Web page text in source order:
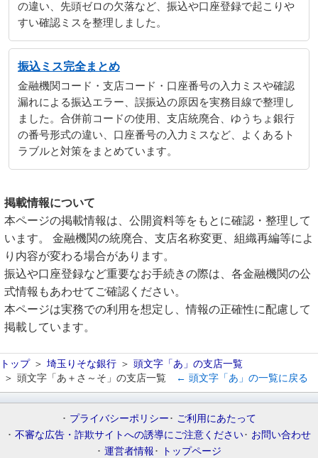
の違い、先頭ゼロの欠落など、振込や口座登録で起こりや
すい確認ミスを整理しました。
振込ミス完全まとめ
金融機関コード・支店コード・口座番号の入力ミスや確認
漏れによる振込エラー、誤振込の原因を実務目線で整理し
ました。合併前コードの使用、支店統廃合、ゆうちょ銀行
の番号形式の違い、口座番号の入力ミスなど、よくあるト
ラブルと対策をまとめています。
掲載情報について
本ページの掲載情報は、公開資料等をもとに確認・整理して
います。 金融機関の統廃合、支店名称変更、組織再編等によ
り内容が変わる場合があります。
振込や口座登録など重要なお手続きの際は、各金融機関の公
式情報もあわせてご確認ください。
本ページは実務での利用を想定し、情報の正確性に配慮して
掲載しています。
トップ 埼玉りそな銀行
頭文字「あ」の支店一覧
頭文字「あ＋さ～そ」の支店一覧
← 頭文字「あ」の一覧に戻る
プライバシーポリシー
ご利用にあたって
不審な広告・詐欺サイトへの誘導にご注意ください
お問い合わせ
運営者情報
トップページ